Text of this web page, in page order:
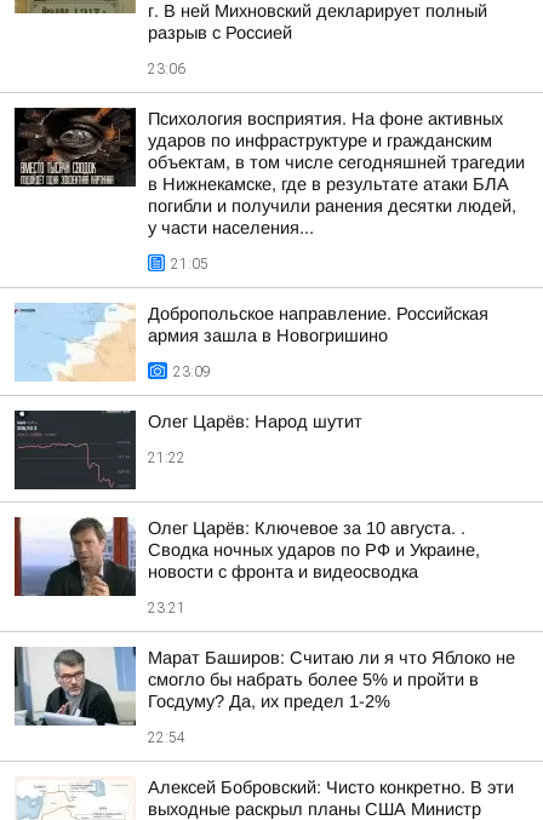
г. В ней Михновский декларирует полный
разрыв с Россией
23:06
Психология восприятия. На фоне активных
ударов по инфраструктуре и гражданским
объектам, в том числе сегодняшней трагедии
в Нижнекамске, где в результате атаки БЛА
погибли и получили ранения десятки людей,
у части населения...
21:05
Добропольское направление. Российская
армия зашла в Новогришино
23:09
Олег Царёв: Народ шутит
21:22
Олег Царёв: Ключевое за 10 августа. .
Сводка ночных ударов по РФ и Украине,
новости с фронта и видеосводка
23:21
Марат Баширов: Считаю ли я что Яблоко не
смогло бы набрать более 5% и пройти в
Госдуму? Да, их предел 1-2%
22:54
Алексей Бобровский: Чисто конкретно. В эти
выходные раскрыл планы США Министр